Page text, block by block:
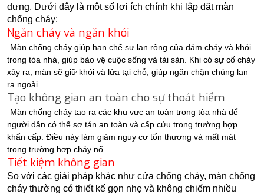
dựng. Dưới đây là một số lợi ích chính khi lắp đặt màn
chống cháy:
Ngăn cháy và ngăn khói
Màn chống cháy giúp hạn chế sự lan rộng của đám cháy và khói
trong tòa nhà, giúp bảo vệ cuộc sống và tài sản. Khi có sự cố cháy
xảy ra, màn sẽ giữ khói và lửa tại chỗ, giúp ngăn chặn chúng lan
ra ngoài.
Tạo không gian an toàn cho sự thoát hiểm
Màn chống cháy tạo ra các khu vực an toàn trong tòa nhà để
người dân có thể sơ tán an toàn và cấp cứu trong trường hợp
khẩn cấp. Điều này làm giảm nguy cơ tổn thương và mất mát
trong trường hợp cháy nổ.
Tiết kiệm không gian
So với các giải pháp khác như cửa chống cháy, màn chống
cháy thường có thiết kế gọn nhẹ và không chiếm nhiều